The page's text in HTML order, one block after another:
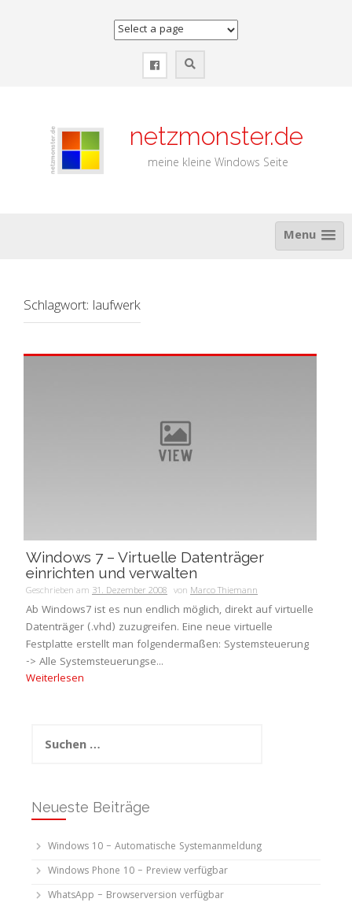
netzmonster.de
meine kleine Windows Seite
Menu
Schlagwort: laufwerk
Windows 7 – Virtuelle Datenträger
einrichten und verwalten
Geschrieben am 31. Dezember 2008 von Marco Thiemann
Ab Windows7 ist es nun endlich möglich, direkt auf virtuelle
Datenträger (.vhd) zuzugreifen. Eine neue virtuelle
Festplatte erstellt man folgendermaßen: Systemsteuerung
-> Alle Systemsteuerungse...
Weiterlesen
nach:
Neueste Beiträge
Windows 10 – Automatische Systemanmeldung
Windows Phone 10 – Preview verfügbar
WhatsApp – Browserversion verfügbar